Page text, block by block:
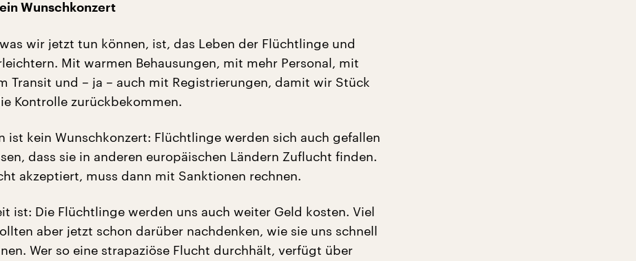
Wunschkonzert
was wir jetzt tun können, ist, das Leben der Flüchtlinge und
Mit warmen Behausungen, mit mehr Personal, mit
Transit und – ja – auch mit Registrierungen, damit wir Stück
Kontrolle zurückbekommen.
ist kein Wunschkonzert: Flüchtlinge werden sich auch gefallen
dass sie in anderen europäischen Ländern Zuflucht finden.
akzeptiert, muss dann mit Sanktionen rechnen.
ist: Die Flüchtlinge werden uns auch weiter Geld kosten. Viel
aber jetzt schon darüber nachdenken, wie sie uns schnell
Wer so eine strapaziöse Flucht durchhält, verfügt über